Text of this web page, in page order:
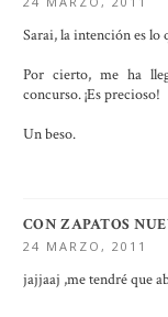
Sarai, la intención es lo
Por cierto, me ha
concurso. ¡Es precioso!
Un beso.
CON ZAPATOS
24 MARZO, 2011
jajjaaj ,me tendré que